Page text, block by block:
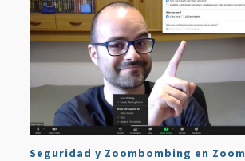
Seguridad y Zoombombing en Zoom